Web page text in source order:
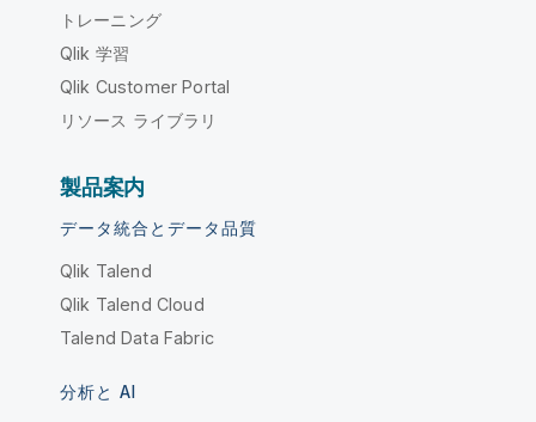
トレーニング
Qlik 学習
Qlik Customer Portal
リソース ライブラリ
製品案内
データ統合とデータ品質
Qlik Talend
Qlik Talend Cloud
Talend Data Fabric
分析と AI